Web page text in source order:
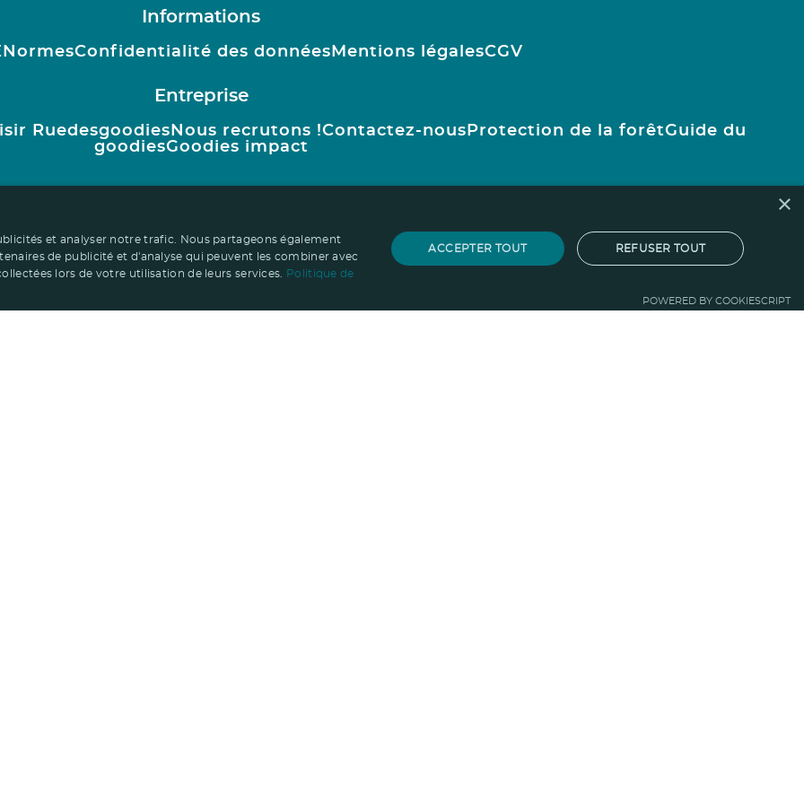
Informations
NormesConfidentialité des données Mentions légalesCGV
Entreprise
Ruedesgoodies Nous recrutons !Contactez-nous Protection de la forêtGuide du
goodiesGoodies impact
×
et analyser notre trafic. Nous partageons également
de publicité et d'analyse qui peuvent les combiner avec
lors de votre utilisation de leurs services.
Politique de
ACCEPTER TOUT REFUSER TOUT
POWERED BY COOKIESCRIPT